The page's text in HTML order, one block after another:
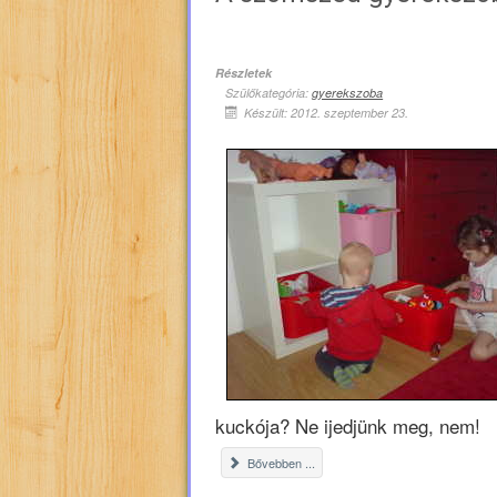
Részletek
Szülőkategória:gyerekszoba
Készült: 2012. szeptember 23.
kuckója? Ne ijedjünk meg, nem!
Bővebben ...